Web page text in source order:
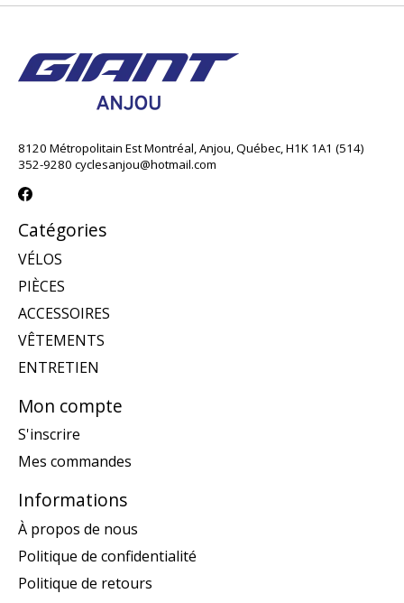
8120 Métropolitain Est Montréal, Anjou, Québec, H1K 1A1 (514)
352-9280 cyclesanjou@hotmail.com
Catégories
VÉLOS
PIÈCES
ACCESSOIRES
VÊTEMENTS
ENTRETIEN
Mon compte
S'inscrire
Mes commandes
Informations
À propos de nous
Politique de confidentialité
Politique de retours